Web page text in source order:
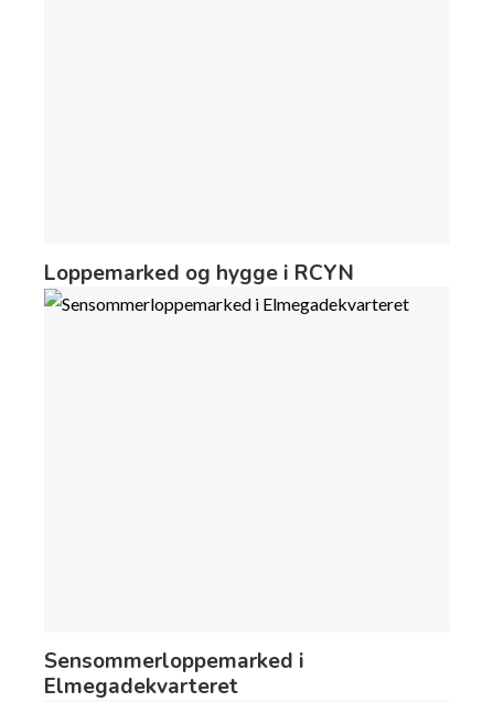
Loppemarked og hygge i RCYN
Sensommerloppemarked i
Elmegadekvarteret